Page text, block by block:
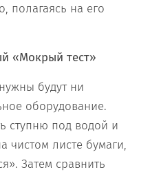
полагаясь на его
«Мокрый тест»
будут ни
оборудование.
ступню под водой и
чистом листе бумаги,
Затем сравнить